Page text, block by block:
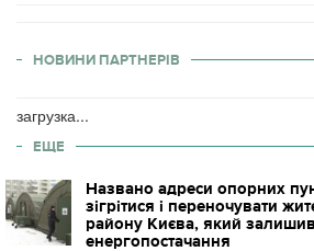
НОВИНИ ПАРТНЕРІВ
загрузка...
ЕЩЕ
Названо адреси опорних
зігрітися і переночувати
району Києва, який
енергопостачання